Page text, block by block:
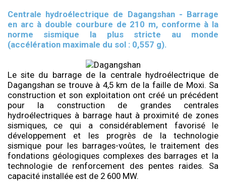
Centrale hydroélectrique de Dagangshan - Barrage
en arc à double courbure de 210 m, conforme à la
norme sismique la plus stricte au monde
(accélération maximale du sol : 0,557 g).
Le site du barrage de la centrale hydroélectrique de
Dagangshan se trouve à 4,5 km de la faille de Moxi. Sa
construction et son exploitation ont créé un précédent
pour la construction de grandes centrales
hydroélectriques à barrage haut à proximité de zones
sismiques, ce qui a considérablement favorisé le
développement et les progrès de la technologie
sismique pour les barrages-voûtes, le traitement des
fondations géologiques complexes des barrages et la
technologie de renforcement des pentes raides. Sa
capacité installée est de 2 600 MW.